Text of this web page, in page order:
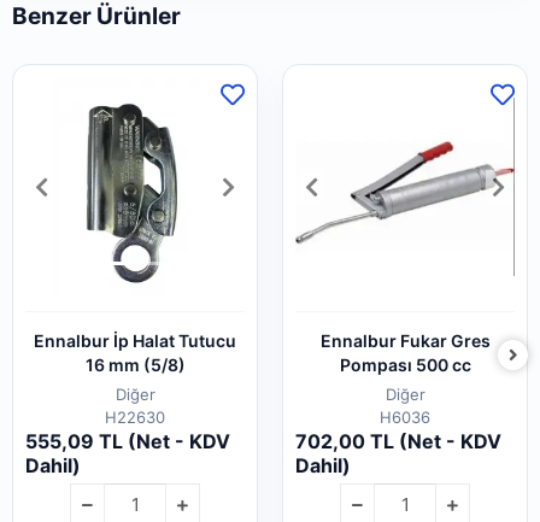
Benzer Ürünler
Ennalbur İp Halat Tutucu
16 mm (5/8)
Diğer
H22630
555,09 TL (Net - KDV
Dahil)
Ennalbur Fukar Gres
Pompası 500 cc
Diğer
H6036
702,00 TL (Net - KDV
Dahil)